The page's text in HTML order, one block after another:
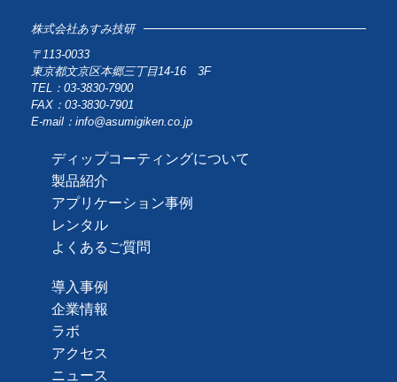
株式会社あすみ技研
〒113-0033
東京都文京区本郷三丁目14-16 3F
TEL：03-3830-7900
FAX：03-3830-7901
E-mail：info@asumigiken.co.jp
ディップコーティングについて
製品紹介
アプリケーション事例
レンタル
よくあるご質問
導入事例
企業情報
ラボ
アクセス
ニュース